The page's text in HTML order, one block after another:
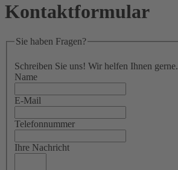
Kontaktformular
Sie haben Fragen?
Schreiben Sie uns! Wir helfen Ihnen gerne.
Name
E-Mail
Telefonnummer
Ihre Nachricht